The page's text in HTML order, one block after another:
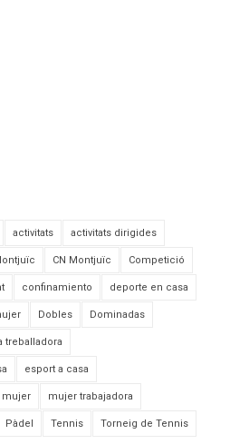
activitats activitats dirigides
CN Montjuïc Competició
confinamiento deporte en casa
Dobles Dominadas
treballadora
esport a casa
mujer mujer trabajadora
Pàdel Tennis Torneig de Tennis